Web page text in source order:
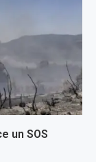
un SOS